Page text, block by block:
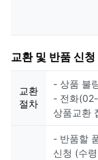
교환 및 반품 신청
교환
절차
- 상품 불
- 전화
상품교환
- 반품할
신청 (수